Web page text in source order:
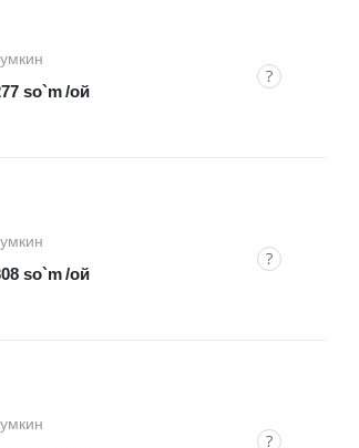
so`m /ой
so`m /ой